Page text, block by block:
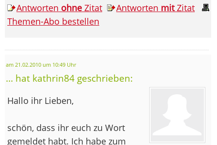
Antworten ohne Zitat Antworten mitZitat
Themen-Abo bestellen
am 21.02.2010 um 10:49 Uhr
... hat kathrin84 geschrieben:
Hallo ihr Lieben,
schön, dass ihr euch zu Wort
gemeldet habt. Ich habe zum